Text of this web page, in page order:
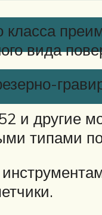
вида
и другие
типами